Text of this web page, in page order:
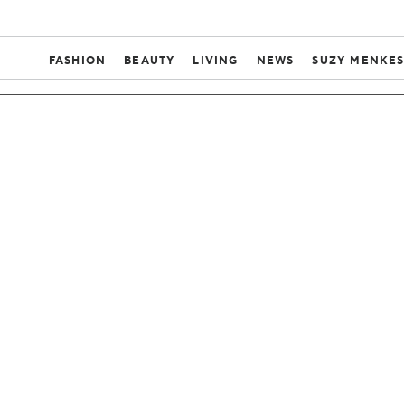
FASHION BEAUTY LIVING NEWS SUZY MENKES